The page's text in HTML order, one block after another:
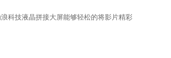
科技液晶拼接大屏能够轻松的将影片精彩